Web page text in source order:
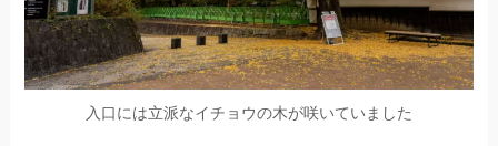
入口には立派なイチョウの木が咲いていました